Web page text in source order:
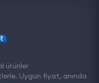
ürünler
Uygun fiyat, anında